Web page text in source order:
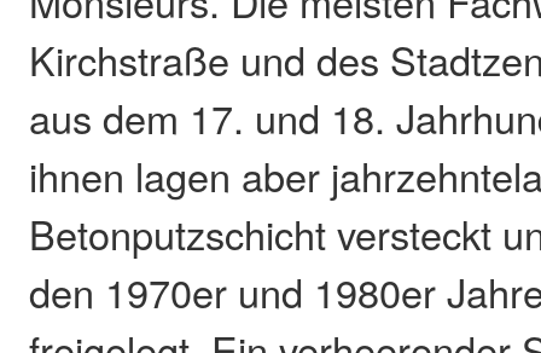
Kirchstraße und des
aus dem 17. und 18.
ihnen lagen aber
Betonputzschicht versteckt
den 1970er und 1980er